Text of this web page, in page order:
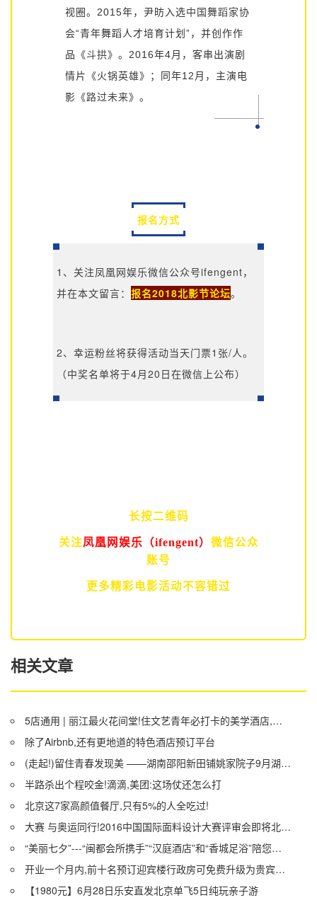
视圈。2015年，尹昉入选中国舞蹈家协
会“青年舞蹈人才培育计划”，并创作作
品《斗拱》。2016年4月，客串出演剧
情片《火锅英雄》；同年12月，主演电
影《路过未来》。
报名方式
1、关注凤凰网娱乐微信公众号ifengent，
并在本文留言： 报名2018北影节论坛。
2、幸运粉丝将获得活动当天门票1张/人。
（中奖名单将于4月20日在微信上公布）
长按二维码
关注凤凰网娱乐（ifengent） 微信公众
账号
更多精彩电影活动不容错过
相关文章
5店通用 | 丽江最火花间堂!住文艺青年必打卡的美学酒店,包接机、下午茶,开业以来最冰点的福利!
除了Airbnb,还有更地道的特色酒店预订平台
(走起!)留住青春发现美 ——湖南邵阳新田铺姚家院子9月湖北4天3晚游召集令
半路杀出个程咬金!滴滴,美团:这场仗还怎么打
北京这7家高颜值餐厅,只有5%的人全吃过!
大赛 与奥运同行!2016中国国际面料设计大赛评审会即将北京开评!
“美丽七夕”---“闽都会所携手”“汉庭酒店”和“香城足浴”陪您共同度过!
开业一个月内,前十名预订迎宾楼行政房可免费升级为贵宾楼园景房.
【1980元】6月28日乐安直发北京单飞5日纯玩亲子游